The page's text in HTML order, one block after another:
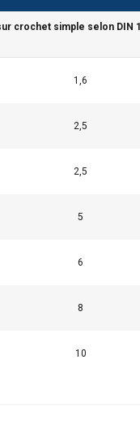
crochet simple selon DIN
1,6
2,5
2,5
5
6
8
10
avec d"autres